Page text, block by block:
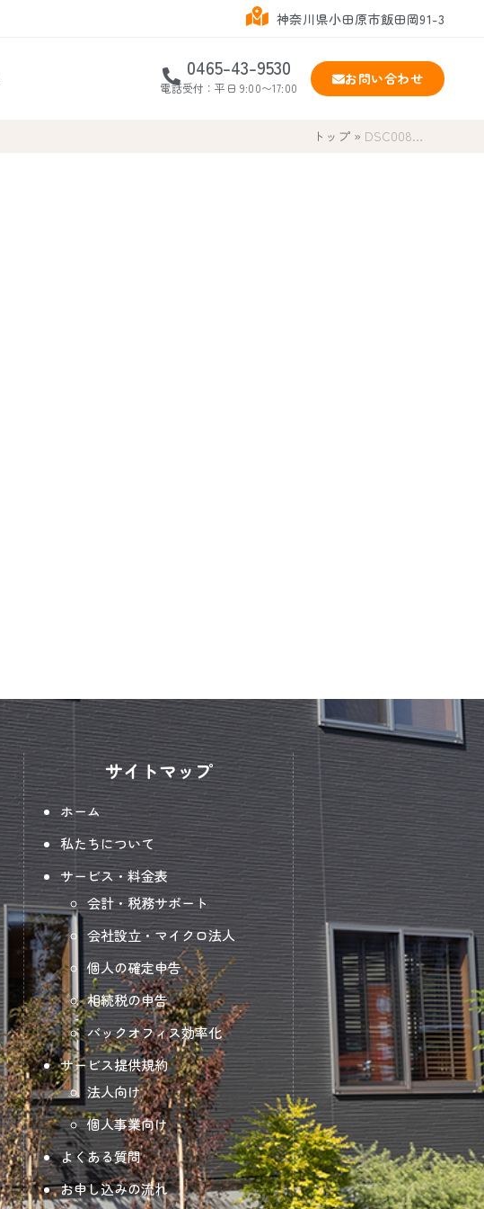
神奈川県小田原市飯田岡91-3
0465-43-9530
電話受付：平日 9:00〜17:00 お問い合わせ
トップ» DSC008…
サイトマップ
ホーム
私たちについて
サービス・料金表
会計・税務サポート
会社設立・マイクロ法人
個人の確定申告
相続税の申告
バックオフィス効率化
サービス提供規約
法人向け
個人事業向け
よくある質問
お申し込みの流れ